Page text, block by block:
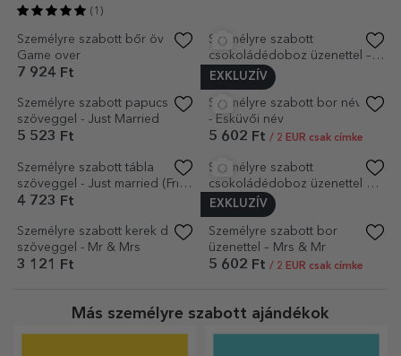
Személyre szabott bor
5 602 Ft / 2 EUR csak címke
Egyedi pamut póló szöveggel
- Esküvői gyűrűk
5 523 Ft
Személyre szabott
csokoládédoboz üzenettel és
Személyre szabott fa
ajándékdoboz üzenettel -